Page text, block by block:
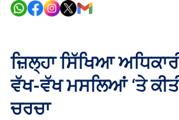
ਜ਼ਿਲ੍ਹਾ ਸਿੱਖਿਆ
ਵੱਖ-ਵੱਖ ਮਸਲਿਆਂ ‘ਤੇ
ਚਰਚਾ